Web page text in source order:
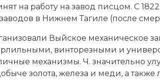
на работу на завод писцом. С
в Нижнем Тагиле (после
Выйское механическое
винторезными и
механизмы. Ч. значительно
золота, железа и меди, а